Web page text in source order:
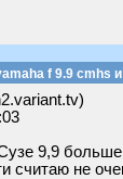
f 9.9 cmhs
9,9
считаю не